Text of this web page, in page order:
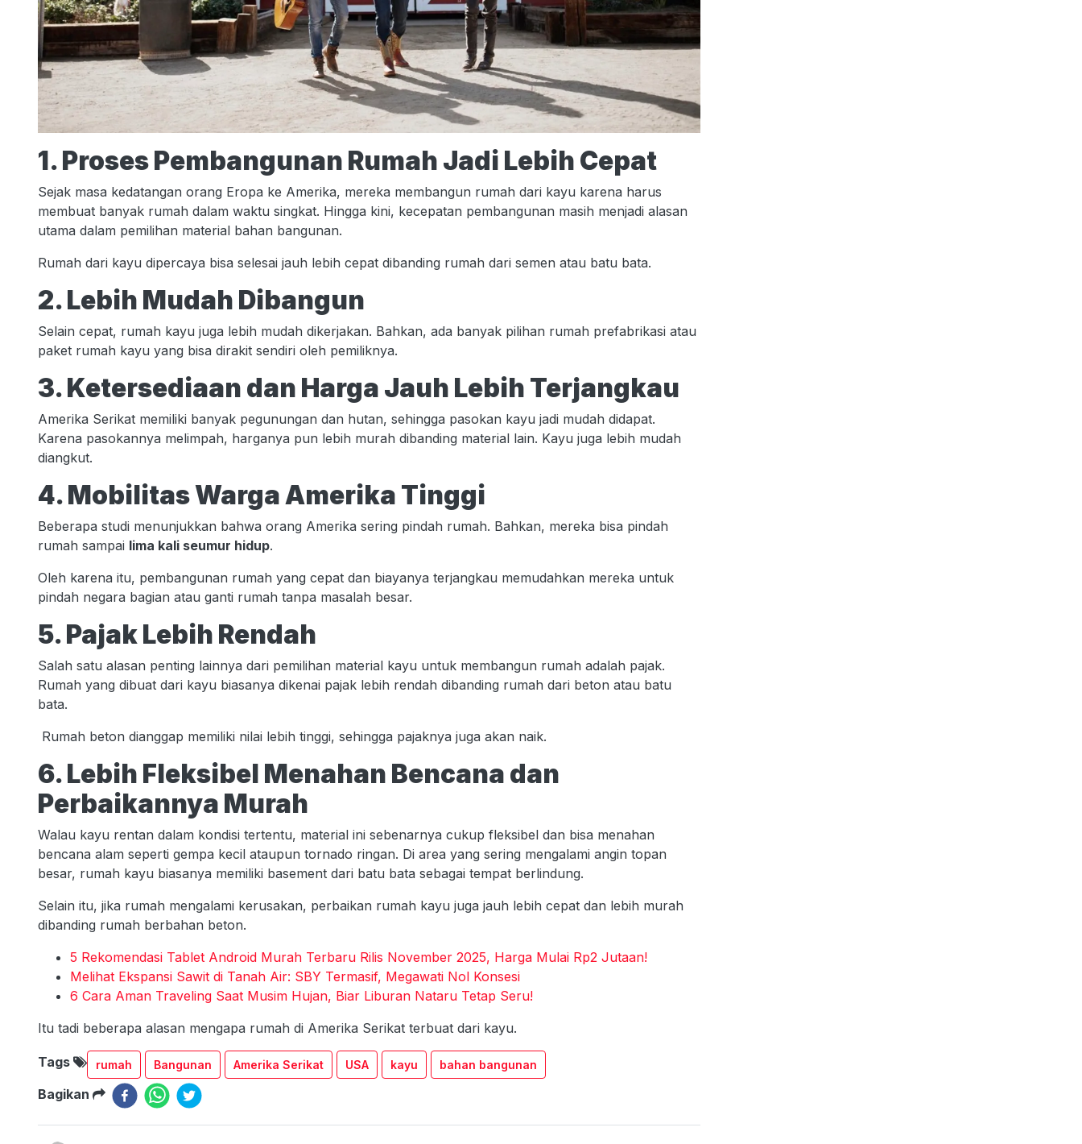
1. Proses Pembangunan Rumah Jadi Lebih Cepat
Sejak masa kedatangan orang Eropa ke Amerika, mereka membangun rumah dari kayu karena harus
membuat banyak rumah dalam waktu singkat. Hingga kini, kecepatan pembangunan masih menjadi alasan
utama dalam pemilihan material bahan bangunan.
Rumah dari kayu dipercaya bisa selesai jauh lebih cepat dibanding rumah dari semen atau batu bata.
2. Lebih Mudah Dibangun
Selain cepat, rumah kayu juga lebih mudah dikerjakan. Bahkan, ada banyak pilihan rumah prefabrikasi atau
paket rumah kayu yang bisa dirakit sendiri oleh pemiliknya.
3. Ketersediaan dan Harga Jauh Lebih Terjangkau
Amerika Serikat memiliki banyak pegunungan dan hutan, sehingga pasokan kayu jadi mudah didapat.
Karena pasokannya melimpah, harganya pun lebih murah dibanding material lain. Kayu juga lebih mudah
diangkut.
4. Mobilitas Warga Amerika Tinggi
Beberapa studi menunjukkan bahwa orang Amerika sering pindah rumah. Bahkan, mereka bisa pindah
rumah sampai lima kali seumur hidup.
Oleh karena itu, pembangunan rumah yang cepat dan biayanya terjangkau memudahkan mereka untuk
pindah negara bagian atau ganti rumah tanpa masalah besar.
5. Pajak Lebih Rendah
Salah satu alasan penting lainnya dari pemilihan material kayu untuk membangun rumah adalah pajak.
Rumah yang dibuat dari kayu biasanya dikenai pajak lebih rendah dibanding rumah dari beton atau batu
bata.
Rumah beton dianggap memiliki nilai lebih tinggi, sehingga pajaknya juga akan naik.
6. Lebih Fleksibel Menahan Bencana dan
Perbaikannya Murah
Walau kayu rentan dalam kondisi tertentu, material ini sebenarnya cukup fleksibel dan bisa menahan
bencana alam seperti gempa kecil ataupun tornado ringan. Di area yang sering mengalami angin topan
besar, rumah kayu biasanya memiliki basement dari batu bata sebagai tempat berlindung.
Selain itu, jika rumah mengalami kerusakan, perbaikan rumah kayu juga jauh lebih cepat dan lebih murah
dibanding rumah berbahan beton.
5 Rekomendasi Tablet Android Murah Terbaru Rilis November 2025, Harga Mulai Rp2 Jutaan!
Melihat Ekspansi Sawit di Tanah Air: SBY Termasif, Megawati Nol Konsesi
6 Cara Aman Traveling Saat Musim Hujan, Biar Liburan Nataru Tetap Seru!
Itu tadi beberapa alasan mengapa rumah di Amerika Serikat terbuat dari kayu.
Tags rumah Bangunan Amerika Serikat USA kayu bahan bangunan
Bagikan